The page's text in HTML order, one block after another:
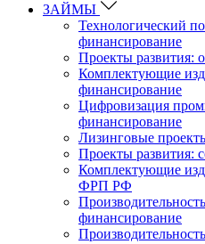
ЗАЙМЫ
Технологический
финансирование
Проекты развития:
Комплектующие
финансирование
Цифровизация
финансирование
Лизинговые
Проекты развития:
Комплектующие
ФРП РФ
финансирование